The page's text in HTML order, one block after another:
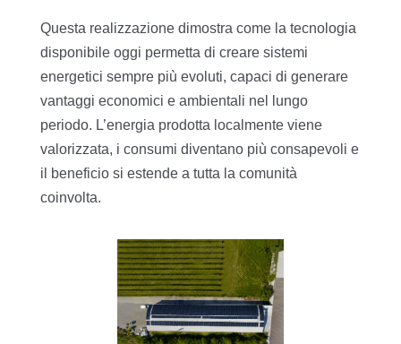
Questa realizzazione dimostra come la tecnologia
disponibile oggi permetta di creare sistemi
energetici sempre più evoluti, capaci di generare
vantaggi economici e ambientali nel lungo
periodo. L’energia prodotta localmente viene
valorizzata, i consumi diventano più consapevoli e
il beneficio si estende a tutta la comunità
coinvolta.